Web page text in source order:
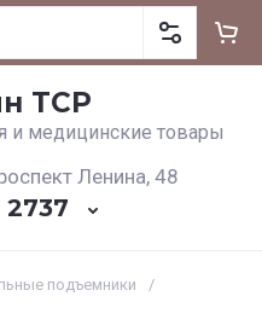
ТСР
и медицинские товары
Ленина, 48
2737
подъемники
/